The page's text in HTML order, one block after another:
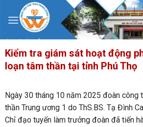
content
Kiểm tra giám sát hoạt động
loạn tâm thần tại tỉnh Phú Thọ
Ngày 30 tháng 10 năm 2025 đoàn công
thần Trung ương 1 do ThS.BS. Tạ Đình
Chỉ đạo tuyến làm trưởng đoàn đã tiến